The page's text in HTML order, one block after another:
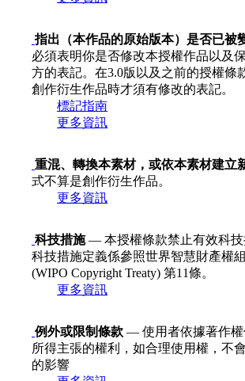
指出（本作品的原始版本）是否已被
必須表明你是否修改本授權作品以及
方的表記。在3.0版以及之前的授權條
創作衍生作品時才須有修改的表記。
標記指南
更多資訊
重混、轉換本素材，或依本素材建立
式不算是創作衍生作品。
更多資訊
科技措施— 本授權條款禁止有效科技
科技措施定義係參照世界智慧財產權
(WIPO Copyright Treaty) 第11條。
更多資訊
例外或限制條款 — 使用者依據著作
所得主張的權利，如合理使用權，不
的影響